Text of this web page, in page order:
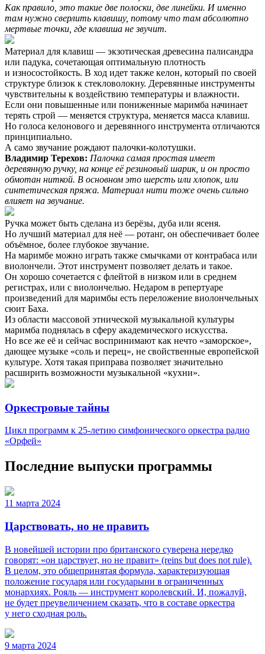
Как правило, это такие две полоски, две линейки. И именно
там нужно сверлить клавишу, потому что там абсолютно
мертвые точки, где клавиша не звучит.
Материал для клавиш — экзотическая древесина палисандра
или падука, сочетающая оптимальную плотность
и износостойкость. В ход идет также келон, который по своей
структуре близок к стекловолокну. Деревянные инструменты
чувствительны к воздействию температуры и влажности.
Если они повышенные или пониженные маримба начинает
терять строй — меняется структура, меняется масса клавиш.
Но голоса келонового и деревянного инструмента отличаются
принципиально.
А само звучание рождают палочки-колотушки.
Владимир Терехов: Палочка самая простая имеет
деревянную ручку, на конце её резиновый шарик, и он просто
обмотан ниткой. В основном это шерсть или хлопок, или
синтетическая пряжа. Материал нити тоже очень сильно
влияет на звучание.
Ручка может быть сделана из берёзы, дуба или ясеня.
Но лучший материал для неё — ротанг, он обеспечивает более
объёмное, более глубокое звучание.
На маримбе можно играть также смычками от контрабаса или
виолончели. Этот инструмент позволяет делать и такое.
Он хорошо сочетается с флейтой в низком или в среднем
регистрах, или с виолончелью. Недаром в репертуаре
произведений для маримбы есть переложение виолончельных
сюит Баха.
Из области массовой этнической музыкальной культуры
маримба поднялась в сферу академического искусства.
Но все же её и сейчас воспринимают как нечто «заморское»,
дающее музыке «соль и перец», не свойственные европейской
культуре. Хотя такая приправа позволяет значительно
расширить возможности музыкальной «кухни».
Оркестровые тайны
Цикл программ к 25-летию симфонического оркестра радио
«Орфей»
Последние выпуски программы
11 марта 2024
Царствовать, но не править
В новейшей истории про британского суверена нередко
говорят: «он царствует, но не правит» (reins but does not rule).
В целом, это общепринятая формула, характеризующая
положение государя или государыни в ограниченных
монархиях. Рояль — инструмент королевский. И, пожалуй,
не будет преувеличением сказать, что в составе оркестра
у него сходная роль.
9 марта 2024